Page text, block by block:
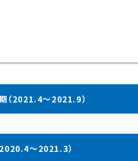
（2021.4～2021.9）
～2021.3）